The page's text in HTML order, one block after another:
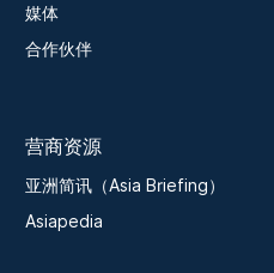
媒体
合作伙伴
营商资源
亚洲简讯（Asia Briefing）
Asiapedia